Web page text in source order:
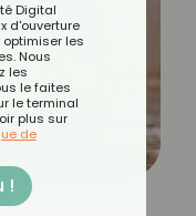
Digital
d'ouverture
les
Nous
les
le faites
le terminal
plus sur
de
!